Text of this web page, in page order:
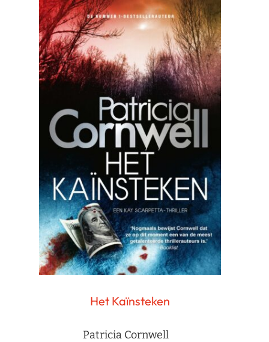
Het Kaïnsteken
Patricia Cornwell